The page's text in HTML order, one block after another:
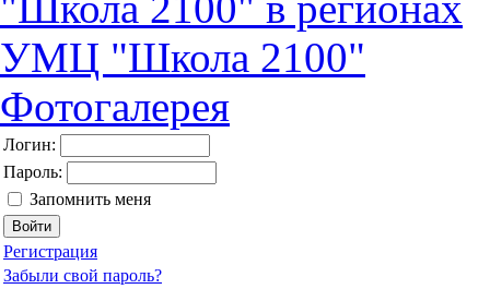
УМЦ "Школа 2100"
Фотогалерея
Логин:
Пароль:
Запомнить меня
Регистрация
Забыли свой пароль?